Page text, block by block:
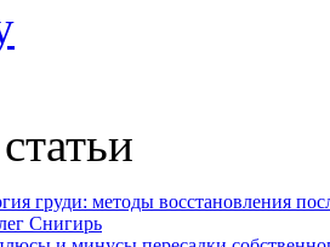
груди: методы восстановления
Снигирь